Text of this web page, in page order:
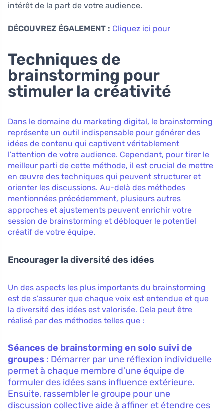
intérêt de la part de votre audience.
DÉCOUVREZ ÉGALEMENT : Cliquez ici pour
Techniques de
brainstorming pour
stimuler la créativité
Dans le domaine du marketing digital, le brainstorming
représente un outil indispensable pour générer des
idées de contenu qui captivent véritablement
l’attention de votre audience. Cependant, pour tirer le
meilleur parti de cette méthode, il est crucial de mettre
en œuvre des techniques qui peuvent structurer et
orienter les discussions. Au-delà des méthodes
mentionnées précédemment, plusieurs autres
approches et ajustements peuvent enrichir votre
session de brainstorming et débloquer le potentiel
créatif de votre équipe.
Encourager la diversité des idées
Un des aspects les plus importants du brainstorming
est de s’assurer que chaque voix est entendue et que
la diversité des idées est valorisée. Cela peut être
réalisé par des méthodes telles que :
Séances de brainstorming en solo suivi de
groupes : Démarrer par une réflexion individuelle
permet à chaque membre d’une équipe de
formuler des idées sans influence extérieure.
Ensuite, rassembler le groupe pour une
discussion collective aide à affiner et étendre ces